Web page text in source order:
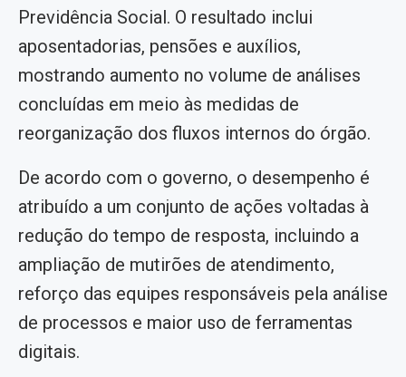
Previdência Social. O resultado inclui
aposentadorias, pensões e auxílios,
mostrando aumento no volume de análises
concluídas em meio às medidas de
reorganização dos fluxos internos do órgão.
De acordo com o governo, o desempenho é
atribuído a um conjunto de ações voltadas à
redução do tempo de resposta, incluindo a
ampliação de mutirões de atendimento,
reforço das equipes responsáveis pela análise
de processos e maior uso de ferramentas
digitais.